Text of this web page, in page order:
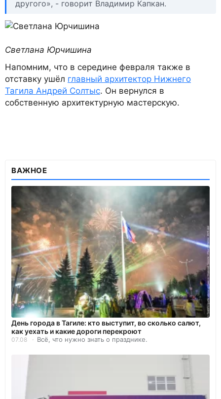
другого», - говорит Владимир Капкан.
Светлана Юрчишина
Напомним, что в середине февраля также в
отставку ушёл главный архитектор Нижнего
Тагила Андрей Солтыс. Он вернулся в
собственную архитектурную мастерскую.
ВАЖНОЕ
День города в Тагиле: кто выступит, во сколько салют,
как уехать и какие дороги перекроют
07.08 Всё, что нужно знать о празднике.